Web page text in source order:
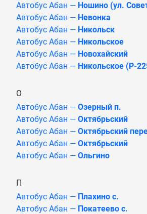
Автобус Абан — Ношино (ул.
Автобус Абан — Невонка
Автобус Абан — Никольск
Автобус Абан — Никольское
Автобус Абан — Новохайский
Автобус Абан — Никольское (Р-
О
Автобус Абан — Озерный п.
Автобус Абан — Октябрьский
Автобус Абан — Октябрьский
Автобус Абан — Октябрьский
Автобус Абан — Ольгино
П
Автобус Абан — Плахино с.
Автобус Абан — Покатеево с.